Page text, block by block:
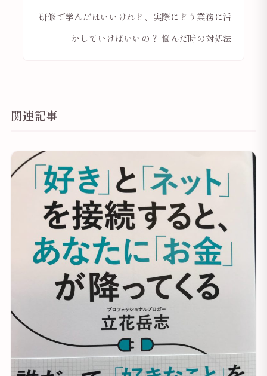
研修で学んだはいいけれど、実際にどう業務に活
かしていけばいいの？ 悩んだ時の対処法
関連記事